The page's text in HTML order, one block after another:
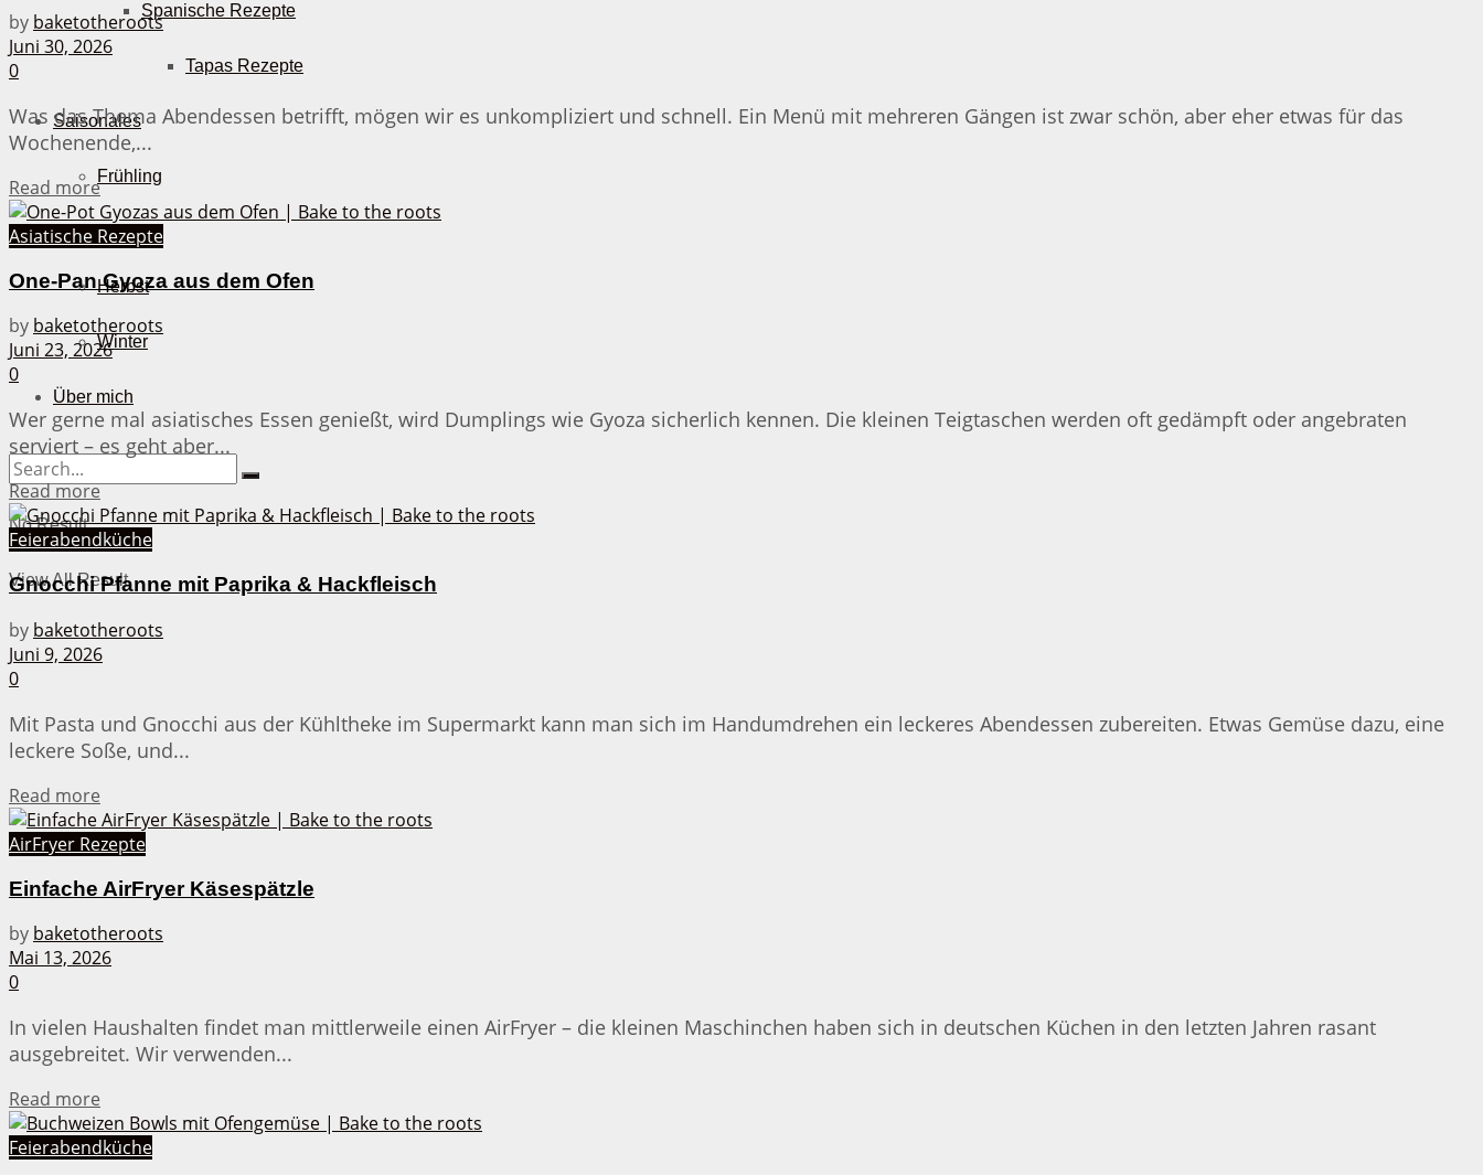
Spanische Rezepte
Tapas Rezepte
Saisonales
Frühling
Sommer
Herbst
Winter
Über mich
No Result
View All Result
by baketotheroots
Juni 30, 2026
0
Was das Thema Abendessen betrifft, mögen wir es unkompliziert und schnell. Ein Menü mit mehreren Gängen ist zwar schön, aber eher etwas für das
Wochenende,...
Read moreDetails
Asiatische Rezepte
One-Pan Gyoza aus dem Ofen
by baketotheroots
Juni 23, 2026
0
Wer gerne mal asiatisches Essen genießt, wird Dumplings wie Gyoza sicherlich kennen. Die kleinen Teigtaschen werden oft gedämpft oder angebraten
serviert – es geht aber...
Read moreDetails
Feierabendküche
Gnocchi Pfanne mit Paprika & Hackfleisch
by baketotheroots
Juni 9, 2026
0
Mit Pasta und Gnocchi aus der Kühltheke im Supermarkt kann man sich im Handumdrehen ein leckeres Abendessen zubereiten. Etwas Gemüse dazu, eine
leckere Soße, und...
Read more
AirFryer Rezepte
Einfache AirFryer Käsespätzle
by baketotheroots
Mai 13, 2026
0
In vielen Haushalten findet man mittlerweile einen AirFryer – die kleinen Maschinchen haben sich in deutschen Küchen in den letzten Jahren rasant
ausgebreitet. Wir verwenden...
Read more
Feierabendküche